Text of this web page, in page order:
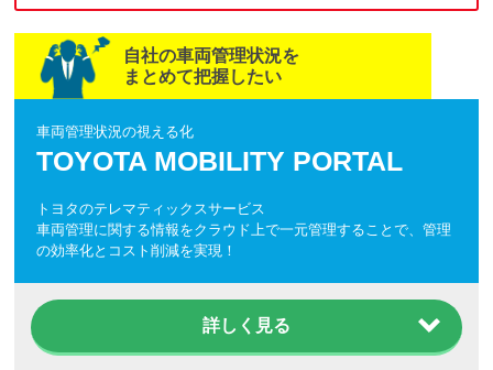
自社の車両管理状況を
まとめて把握したい
車両管理状況の視える化
TOYOTA MOBILITY PORTAL
トヨタのテレマティックスサービス
車両管理に関する情報をクラウド上で一元管理することで、管理
の効率化とコスト削減を実現！
詳しく見る